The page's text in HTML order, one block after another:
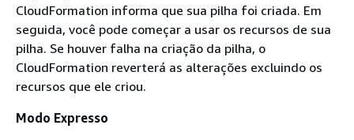
CloudFormation informa que sua pilha foi criada. Em
seguida, você pode começar a usar os recursos de sua
pilha. Se houver falha na criação da pilha, o
CloudFormation reverterá as alterações excluindo os
recursos que ele criou.
Modo Expresso